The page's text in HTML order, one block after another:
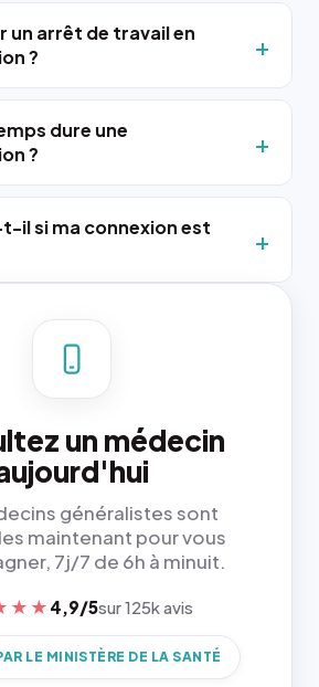
un arrêt de travail en
?
dure une
?
il si ma connexion est
un médecin
généralistes sont
maintenant pour vous
7j/7 de 6h à minuit.
4,9/5sur 125k avis
LE MINISTÈRE DE LA SANTÉ